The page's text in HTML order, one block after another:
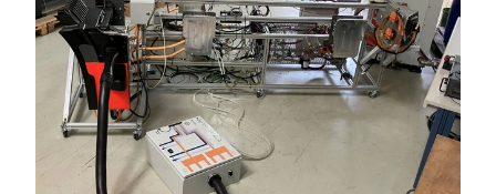
Σταθμοί φόρτισης
Classic
Νέα